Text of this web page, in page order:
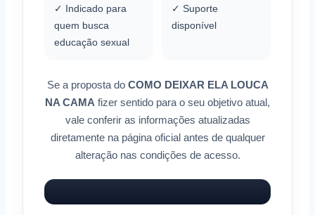
✓ Indicado para
quem busca
educação sexual
✓ Suporte
disponível
Se a proposta do COMO DEIXAR ELA LOUCA
NA CAMA fizer sentido para o seu objetivo atual,
vale conferir as informações atualizadas
diretamente na página oficial antes de qualquer
alteração nas condições de acesso.